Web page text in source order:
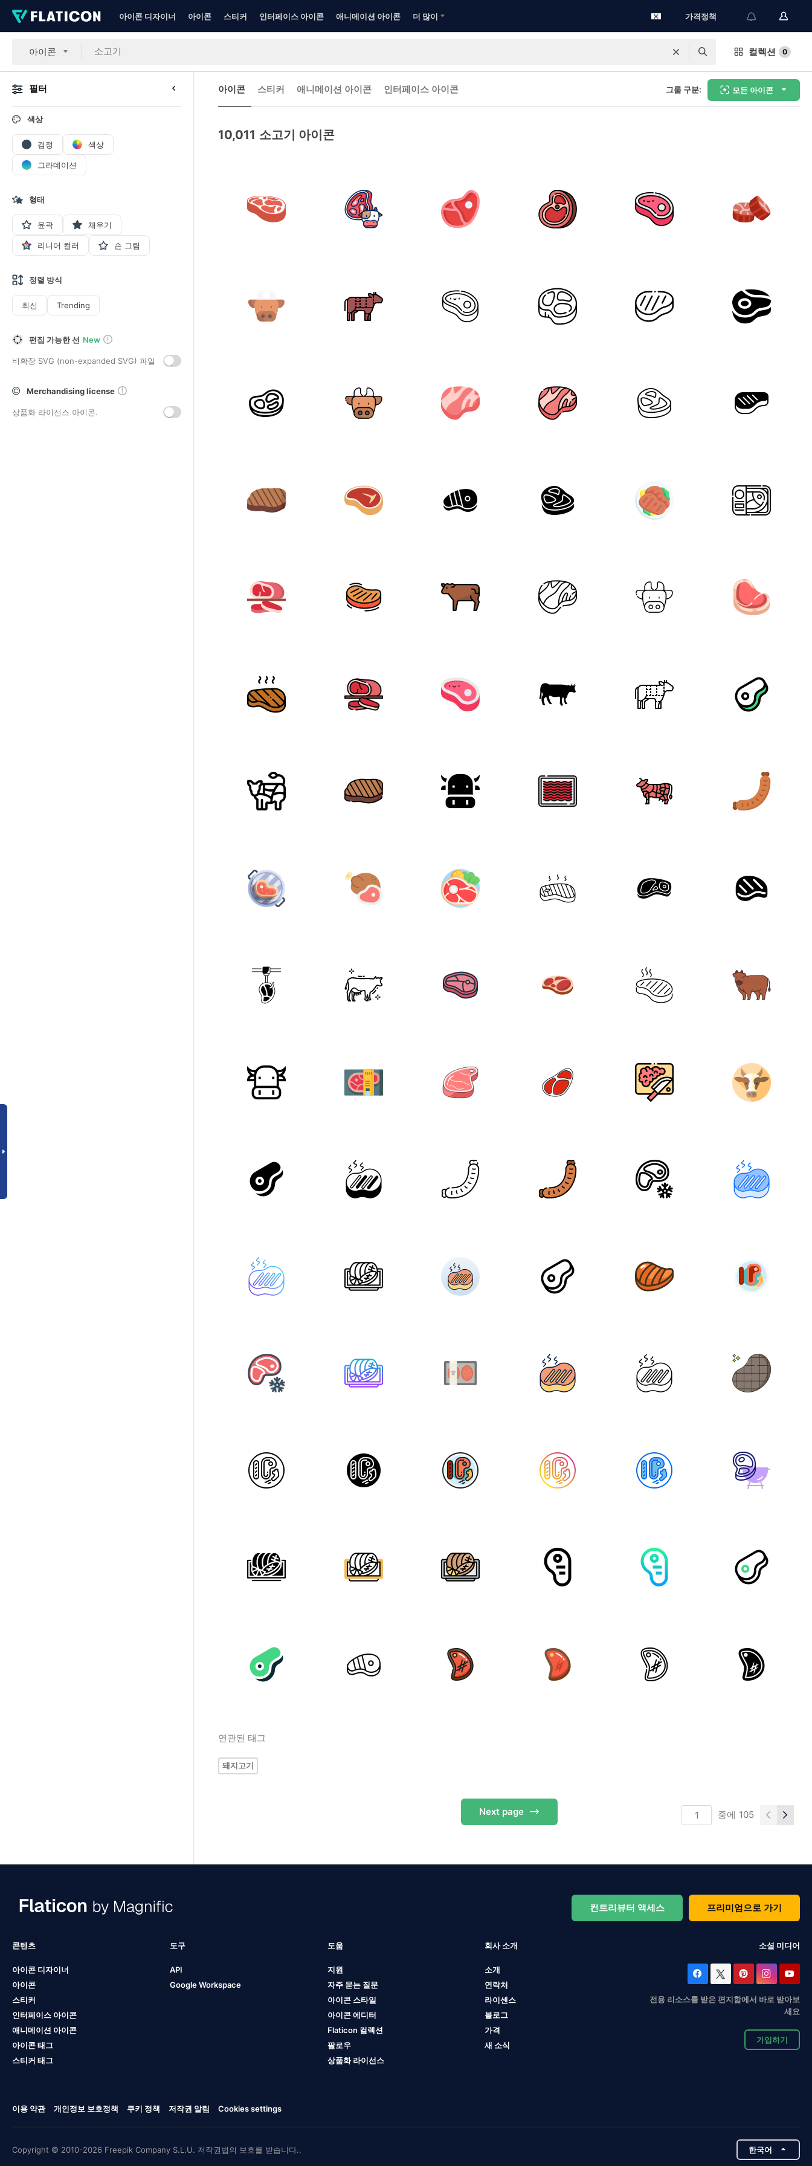
아이콘 디자이너 아이콘 스티커 인터페이스 아이콘 애니메이션 아이콘 더 많이 가격정책
아이콘 컬렉션 0
필터
색상
검정 색상
그라데이션
형태
윤곽 채우기
리니어 컬러 손 그림
정렬 방식
최신 Trending
편집 가능한 선 New
비확장 SVG (non-expanded SVG) 파일
Merchandising license
상품화 라이선스 아이콘.
아이콘 스티커 애니메이션 아이콘 인터페이스 아이콘 그룹 구분: 모든 아이콘
10,011 소고기 아이콘
연관된 태그
돼지고기
Next page 중에 105
컨트리뷰터 액세스 프리미엄으로 가기
콘텐츠
아이콘 디자이너
아이콘
스티커
인터페이스 아이콘
애니메이션 아이콘
아이콘 태그
스티커 태그
도구
API
Google Workspace
도움
지원
자주 묻는 질문
아이콘 스타일
아이콘 에디터
Flaticon 컬렉션
팔로우
상품화 라이선스
회사 소개
소개
연락처
라이센스
블로그
가격
새 소식
소셜 미디어
전용 리소스를 받은 편지함에서 바로 받아보
세요
가입하기
이용 약관 개인정보 보호정책 쿠키 정책 저작권 알림 Cookies settings
Copyright © 2010-2026 Freepik Company S.L.U. 저작권법의 보호를 받습니다.. 한국어